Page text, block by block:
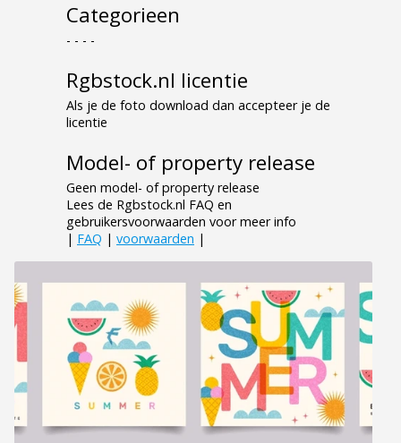
Categorieen
- - - -
Rgbstock.nl licentie
Als je de foto download dan accepteer je de
licentie
Model- of property release
Geen model- of property release
Lees de Rgbstock.nl FAQ en
gebruikersvoorwaarden voor meer info
| FAQ | voorwaarden |